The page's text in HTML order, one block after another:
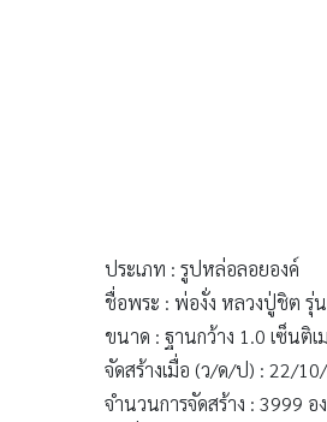
ประเภท : รูปหล่อลอยองค์
ชื่อพระ : พ่องั่ง หลวงปู่ชิต รุ่
ขนาด : ฐานกว้าง 1.0 เซ็นติ
จัดสร้างเมื่อ (ว/ด/ป) : 22/
จำนวนการจัดสร้าง : 3999 อ